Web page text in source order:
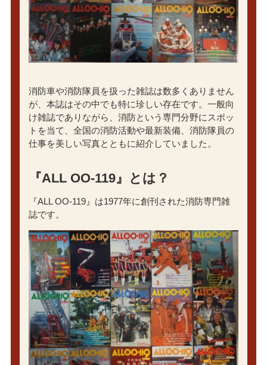
消防車や消防隊員を扱った雑誌は数多くありません
が、本誌はその中でも特に珍しい存在です。一般向
け雑誌でありながら、消防という専門分野にスポッ
トを当て、全国の消防活動や最新装備、消防隊員の
仕事を美しい写真とともに紹介していました。
『ALL OO-119』とは？
『ALL OO-119』は1977年に創刊された消防専門雑
誌です。